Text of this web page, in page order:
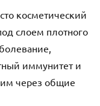
косметический
слоем плотного
иммунитет и
через общие